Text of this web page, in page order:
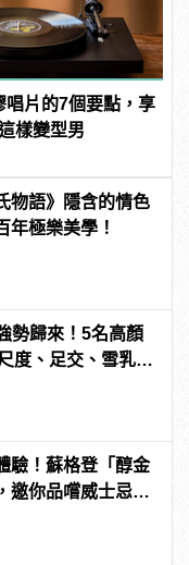
唱片的7個要點，享
樣變型男
物語》隱含的情色
年極樂美學！
勢歸來！5名高顏
度、足交、雪乳、
驗！蘇格登「醇金
邀你品嚐威士忌凍